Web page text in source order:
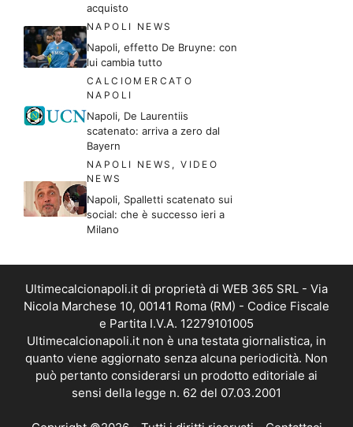
acquisto
NAPOLI NEWS
Napoli, effetto De Bruyne: con
lui cambia tutto
CALCIOMERCATO
NAPOLI
Napoli, De Laurentiis
scatenato: arriva a zero dal
Bayern
NAPOLI NEWS ,VIDEO
NEWS
Napoli, Spalletti scatenato sui
social: che è successo ieri a
Milano
Ultimecalcionapoli.it di proprietà di WEB 365 SRL - Via
Nicola Marchese 10, 00141 Roma (RM) - Codice Fiscale
e Partita I.V.A. 12279101005
Ultimecalcionapoli.it non è una testata giornalistica, in
quanto viene aggiornato senza alcuna periodicità. Non
può pertanto considerarsi un prodotto editoriale ai
sensi della legge n. 62 del 07.03.2001